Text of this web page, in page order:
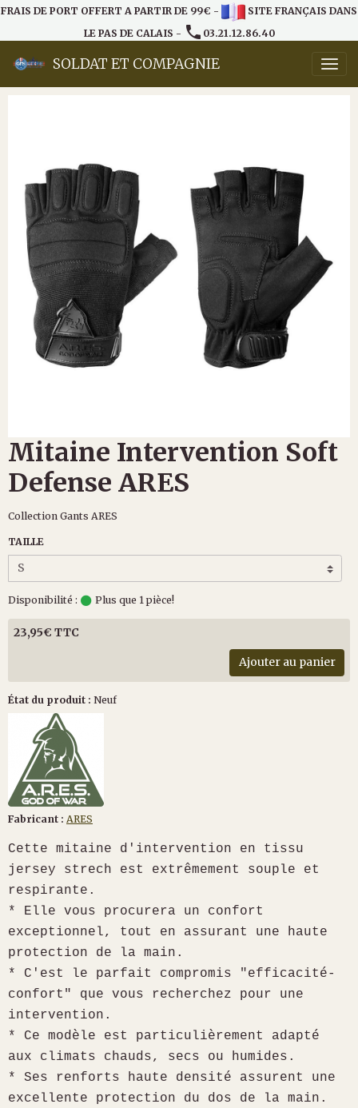
FRAIS DE PORT OFFERT A PARTIR DE 99€ -
SITE FRANÇAIS DANS
LE PAS DE CALAIS -
03.21.12.86.40
SOLDAT ET COMPAGNIE
Mitaine Intervention Soft
Defense ARES
Collection Gants ARES
TAILLE
Disponibilité : Plus que 1 pièce!
23,95€ TTC
Ajouter au panier
État du produit : Neuf
Fabricant : ARES
Cette mitaine d'intervention en tissu
jersey strech est extrêmement souple et
respirante.
* Elle vous procurera un confort
exceptionnel, tout en assurant une haute
protection de la main.
* C'est le parfait compromis "efficacité-
confort" que vous recherchez pour une
intervention.
* Ce modèle est particulièrement adapté
aux climats chauds, secs ou humides.
* Ses renforts haute densité assurent une
excellente protection du dos de la main.